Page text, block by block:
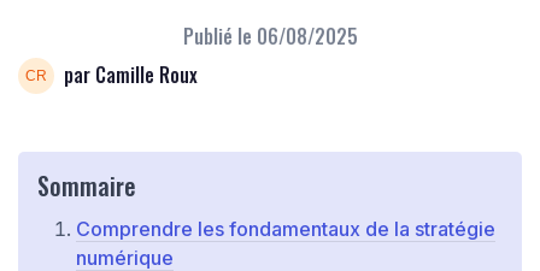
Publié le 06/08/2025
par Camille Roux
Sommaire
Comprendre les fondamentaux de la stratégie
numérique